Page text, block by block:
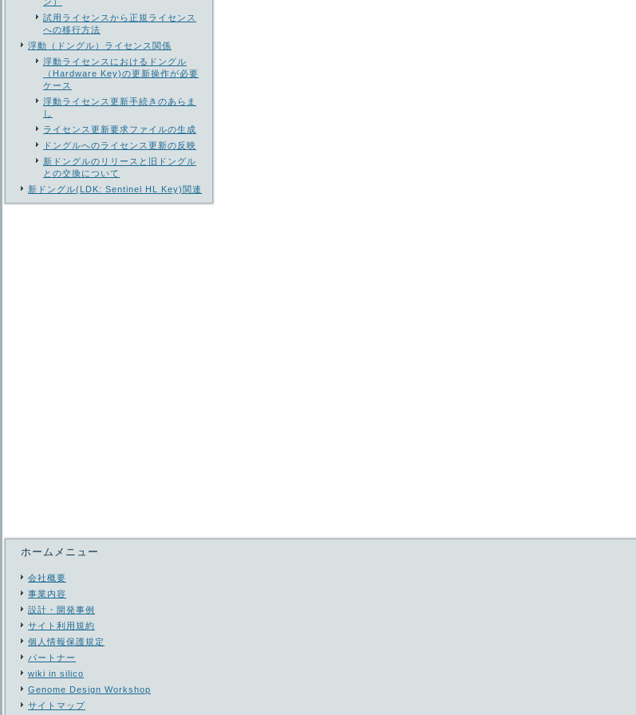
試用ライセンスから正規ライセンス
への移行方法
浮動（ドングル）ライセンス関係
浮動ライセンスにおけるドングル
（Hardware Key)の更新操作が必要
ケース
浮動ライセンス更新手続きのあらま
し
ライセンス更新要求ファイルの生成
ドングルへのライセンス更新の反映
新ドングルのリリースと旧ドングル
との交換について
新ドングル(LDK: Sentinel HL Key)関連
ホームメニュー
会社概要
事業内容
設計・開発事例
サイト利用規約
個人情報保護規定
パートナー
wiki in silico
Genome Design Workshop
サイトマップ